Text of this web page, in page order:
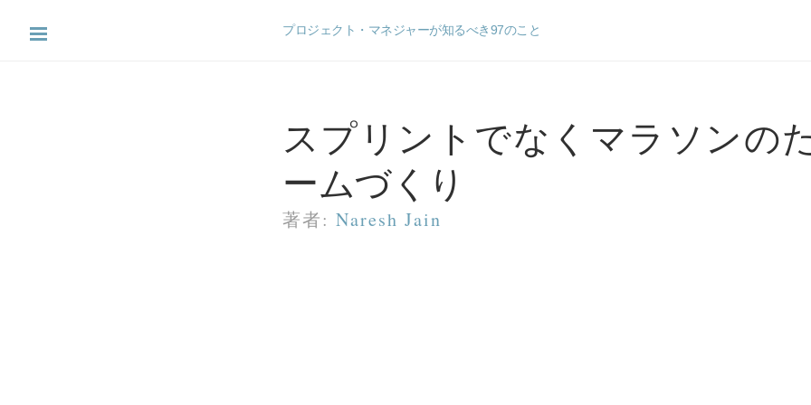
プロジェクト・マネジャーが知るべき97のこと
スプリントでなくマラソンの
ームづくり
著者: Naresh Jain